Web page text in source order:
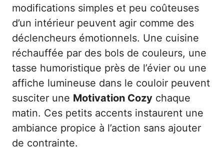
modifications simples et peu coûteuses
d’un intérieur peuvent agir comme des
déclencheurs émotionnels. Une cuisine
réchauffée par des bols de couleurs, une
tasse humoristique près de l’évier ou une
affiche lumineuse dans le couloir peuvent
susciter une Motivation Cozy chaque
matin. Ces petits accents instaurent une
ambiance propice à l’action sans ajouter
de contrainte.